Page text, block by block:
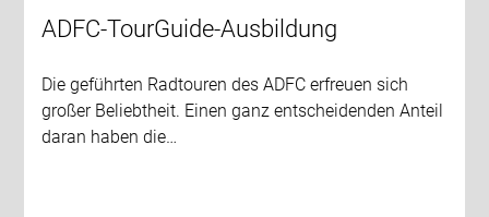
ADFC-TourGuide-Ausbildung
Die geführten Radtouren des ADFC erfreuen sich
großer Beliebtheit. Einen ganz entscheidenden Anteil
daran haben die…